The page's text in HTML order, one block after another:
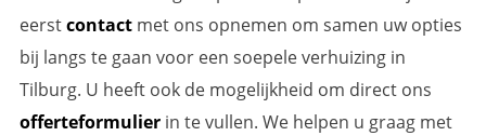
eerstcontact met ons opnemen om samen uw opties
bij langs te gaan voor een soepele verhuizing in
Tilburg. U heeft ook de mogelijkheid om direct ons
offerteformulier in te vullen. We helpen u graag met